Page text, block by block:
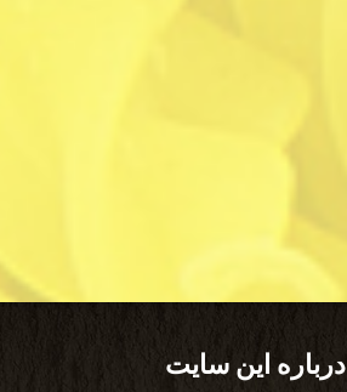
درباره این سایت